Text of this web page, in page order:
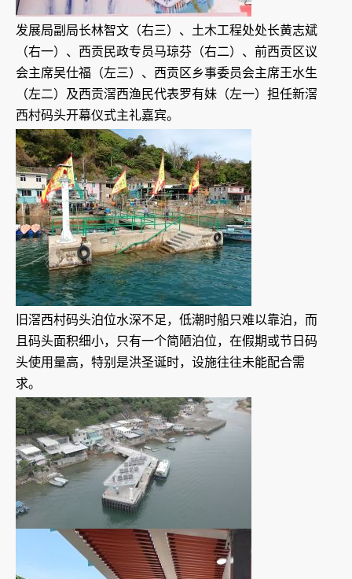
发展局副局长林智文（右三）、土木工程处处长黄志斌
（右一）、西贡民政专员马琼芬（右二）、前西贡区议
会主席吴仕福（左三）、西贡区乡事委员会主席王水生
（左二）及西贡滘西渔民代表罗有妹（左一）担任新滘
西村码头开幕仪式主礼嘉宾。
旧滘西村码头泊位水深不足，低潮时船只难以靠泊，而
且码头面积细小，只有一个简陋泊位，在假期或节日码
头使用量高，特别是洪圣诞时，设施往往未能配合需
求。